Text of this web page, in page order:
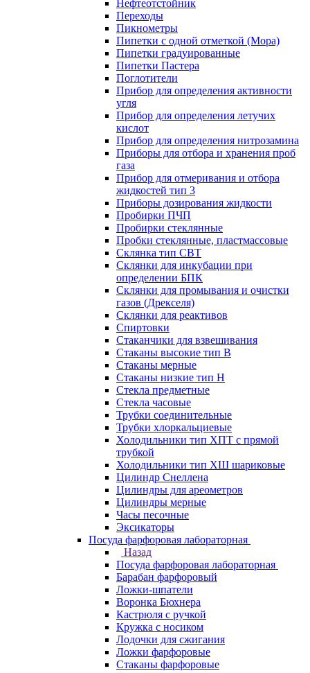
Нефтеотстойник
Переходы
Пикнометры
Пипетки с одной отметкой (Мора)
Пипетки градуированные
Пипетки Пастера
Поглотители
Прибор для определения активности
угля
Прибор для определения летучих
кислот
Прибор для определения нитрозамина
Приборы для отбора и хранения проб
газа
Прибор для отмеривания и отбора
жидкостей тип 3
Приборы дозирования жидкости
Пробирки ПЧП
Пробирки стеклянные
Пробки стеклянные, пластмассовые
Склянка тип СВТ
Склянки для инкубации при
определении БПК
Склянки для промывания и очистки
газов (Дрекселя)
Склянки для реактивов
Спиртовки
Стаканчики для взвешивания
Стаканы высокие тип В
Стаканы мерные
Стаканы низкие тип Н
Стекла предметные
Стекла часовые
Трубки соединительные
Трубки хлоркальциевые
Холодильники тип ХПТ с прямой
трубкой
Холодильники тип ХШ шариковые
Цилиндр Снеллена
Цилиндры для ареометров
Цилиндры мерные
Часы песочные
Эксикаторы
Посуда фарфоровая лабораторная
Назад
Посуда фарфоровая лабораторная
Барабан фарфоровый
Ложки-шпатели
Воронка Бюхнера
Кастрюля с ручкой
Кружка с носиком
Лодочки для сжигания
Ложки фарфоровые
Стаканы фарфоровые